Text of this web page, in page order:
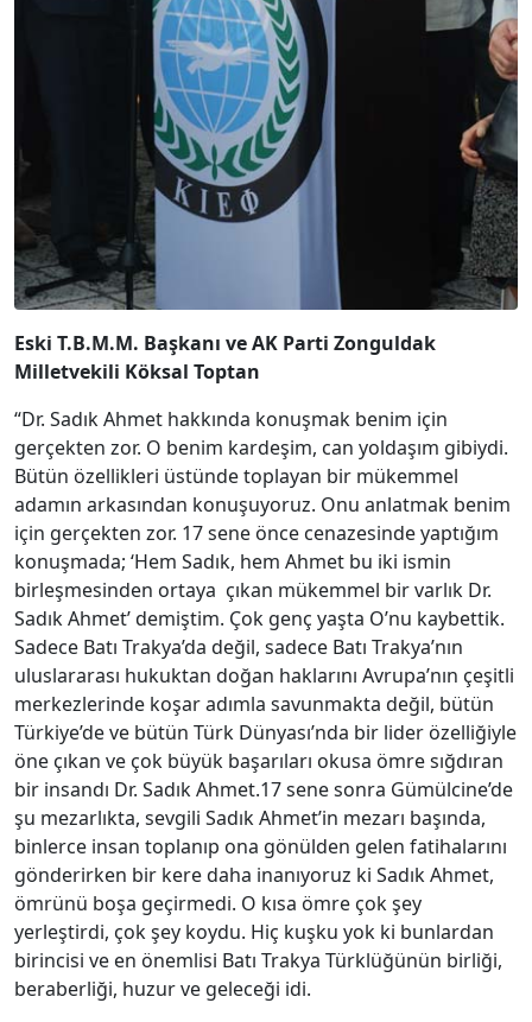
Eski T.B.M.M. Başkanı ve AK Parti Zonguldak
Milletvekili Köksal Toptan
“Dr. Sadık Ahmet hakkında konuşmak benim için
gerçekten zor. O benim kardeşim, can yoldaşım gibiydi.
Bütün özellikleri üstünde toplayan bir mükemmel
adamın arkasından konuşuyoruz. Onu anlatmak benim
için gerçekten zor. 17 sene önce cenazesinde yaptığım
konuşmada; ‘Hem Sadık, hem Ahmet bu iki ismin
birleşmesinden ortaya çıkan mükemmel bir varlık Dr.
Sadık Ahmet’ demiştim. Çok genç yaşta O’nu kaybettik.
Sadece Batı Trakya’da değil, sadece Batı Trakya’nın
uluslararası hukuktan doğan haklarını Avrupa’nın çeşitli
merkezlerinde koşar adımla savunmakta değil, bütün
Türkiye’de ve bütün Türk Dünyası’nda bir lider özelliğiyle
öne çıkan ve çok büyük başarıları okusa ömre sığdıran
bir insandı Dr. Sadık Ahmet.17 sene sonra Gümülcine’de
şu mezarlıkta, sevgili Sadık Ahmet’in mezarı başında,
binlerce insan toplanıp ona gönülden gelen fatihalarını
gönderirken bir kere daha inanıyoruz ki Sadık Ahmet,
ömrünü boşa geçirmedi. O kısa ömre çok şey
yerleştirdi, çok şey koydu. Hiç kuşku yok ki bunlardan
birincisi ve en önemlisi Batı Trakya Türklüğünün birliği,
beraberliği, huzur ve geleceği idi.